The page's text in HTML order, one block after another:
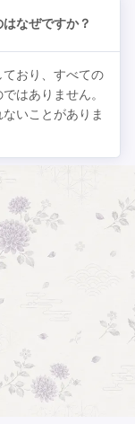
なぜですか？
おり、すべての
はありません。
いことがありま